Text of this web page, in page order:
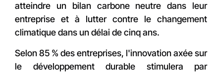
atteindre un bilan carbone neutre dans leur
entreprise et à lutter contre le changement
climatique dans un délai de cinq ans.
Selon 85 % des entreprises, l'innovation axée sur
le développement durable stimulera par